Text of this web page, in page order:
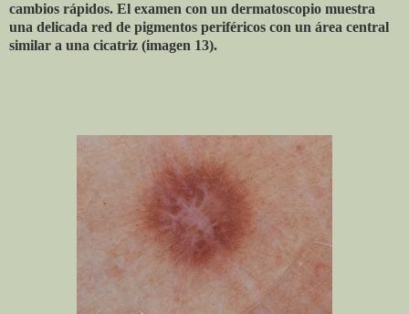
cambios rápidos. El examen con un dermatoscopio muestra
una delicada red de pigmentos periféricos con un área central
similar a una cicatriz (imagen 13).